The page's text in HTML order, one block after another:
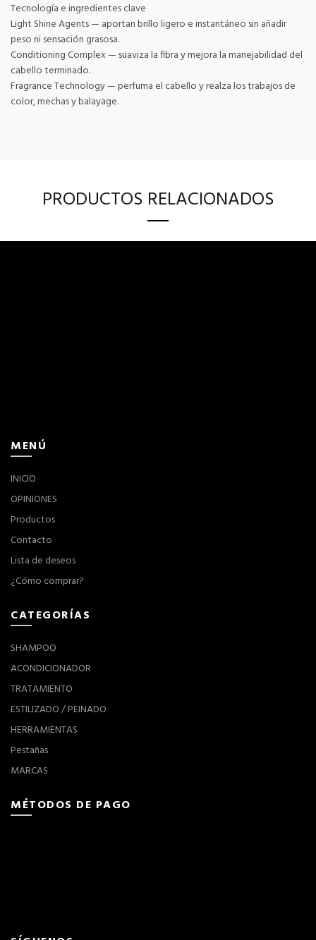
Tecnología e ingredientes clave
Light Shine Agents — aportan brillo ligero e instantáneo sin añadir
peso ni sensación grasosa.
Conditioning Complex — suaviza la fibra y mejora la manejabilidad del
cabello terminado.
Fragrance Technology — perfuma el cabello y realza los trabajos de
color, mechas y balayage.
PRODUCTOS RELACIONADOS
MENÚ
INICIO
OPINIONES
Productos
Contacto
Lista de deseos
¿Cómo comprar?
CATEGORÍAS
SHAMPOO
ACONDICIONADOR
TRATAMIENTO
ESTILIZADO / PEINADO
HERRAMIENTAS
Pestañas
MARCAS
MÉTODOS DE PAGO